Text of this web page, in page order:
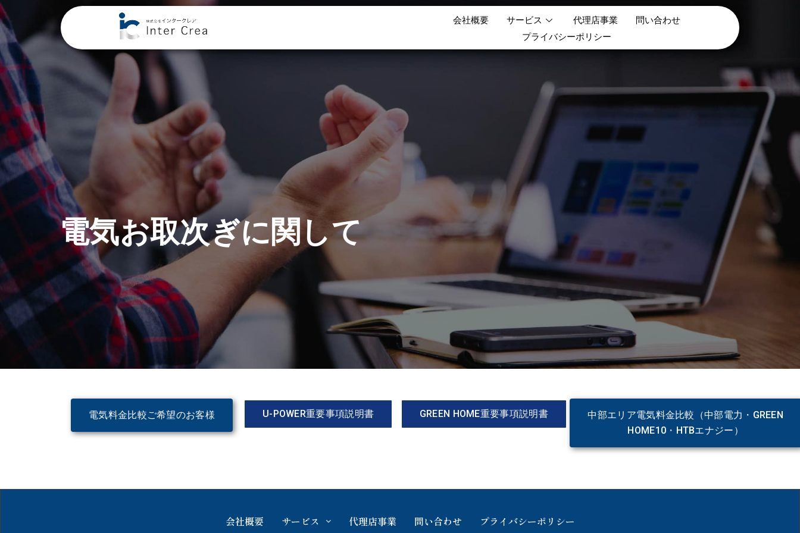
会社概要 サービス 代理店事業
問い合わせ
プライバシーポリシー
電気お取次ぎに関して
電気料金比較ご希望のお客様 U-POWER重要事項説明書 GREEN HOME重要事項説明書
中部エリア電気料金比較（中部電力・GREEN
HOME10・HTBエナジー）
会社概要 サービス 代理店事業 問い合わせ プライバシーポリシー